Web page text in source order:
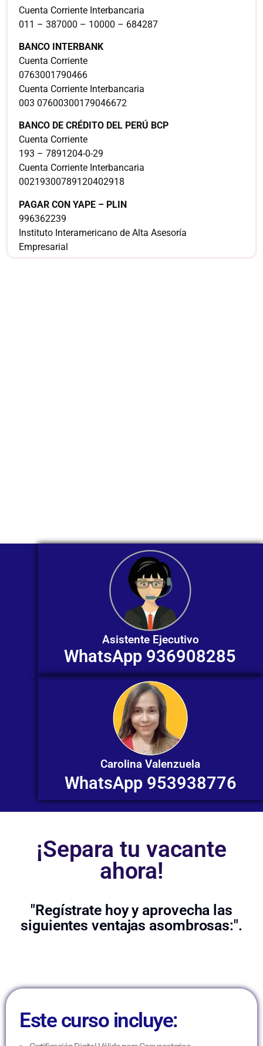
Cuenta Corriente Interbancaria
011 – 387000 – 10000 – 684287
BANCO INTERBANK
Cuenta Corriente
0763001790466
Cuenta Corriente Interbancaria
003 07600300179046672
BANCO DE CRÉDITO DEL PERÚ BCP
Cuenta Corriente
193 – 7891204-0-29
Cuenta Corriente Interbancaria
00219300789120402918
PAGAR CON YAPE – PLIN
996362239
Instituto Interamericano de Alta Asesoría
Empresarial
Asistente Ejecutivo
WhatsApp 936908285
Carolina Valenzuela
WhatsApp 953938776
¡Separa tu vacante
ahora!
"Regístrate hoy y aprovecha las
siguientes ventajas asombrosas:".
Este curso incluye: